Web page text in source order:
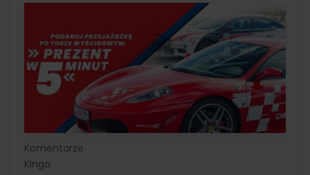
Komentarze
Kinga